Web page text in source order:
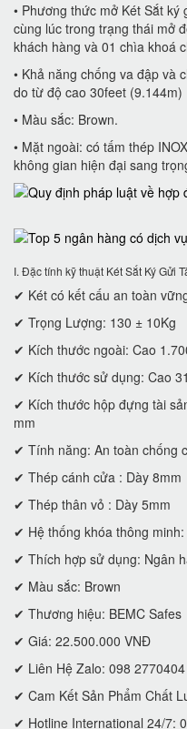
• Phương thức mở Két Sắt
cùng lúc trong trạng thái mở
khách hàng và 01 chìa khoá
• Khả năng chống va đập và
do từ độ cao 30feet (9.144m)
• Màu sắc: Brown.
• Mặt ngoài: có tấm thép
không gian hiện đại sang
I. Đặc tính kỹ thuật Két Sắt Ký Gửi
✔ Két có kết cấu an toàn
✔ Trọng Lượng: 130 ± 10Kg
✔ Kích thước ngoài: Cao
✔ Kích thước sử dụng: Cao
✔ Kích thước hộp đựng tài
mm
✔ Tính năng: An toàn chống
✔ Thép cánh cửa : Dày 8mm
✔ Thép thân vỏ : Dày 5mm
✔ Hệ thống khóa thông
✔ Thích hợp sử dụng: Ngân
✔ Màu sắc: Brown
✔ Thương hiệu: BEMC Safes
✔ Giá: 22.500.000 VNĐ
✔ Liên Hệ Zalo: 098 2770404
✔ Cam Kết Sản Phẩm Chất
✔ Hotline International 24/7: